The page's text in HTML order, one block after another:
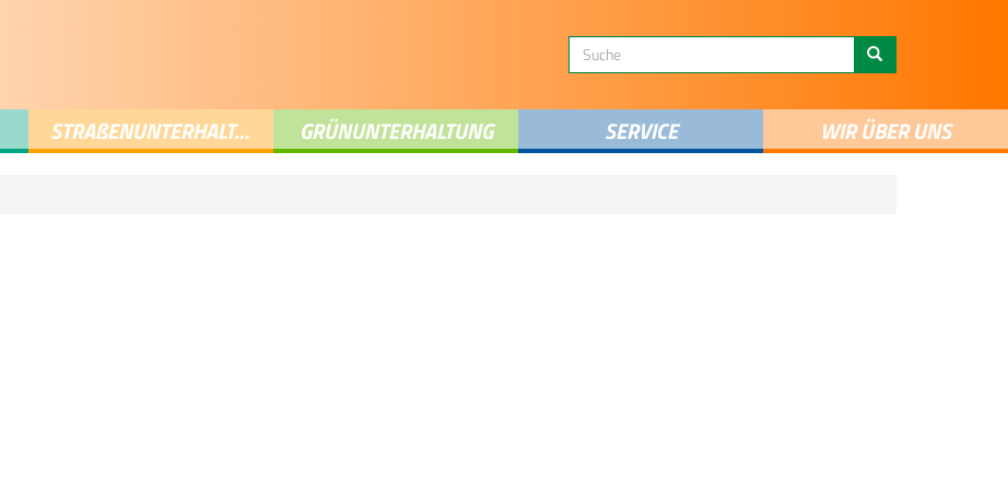
STRAßENUNTERHALTUNG GRÜNUNTERHALTUNG SERVICE WIR ÜBER UNS